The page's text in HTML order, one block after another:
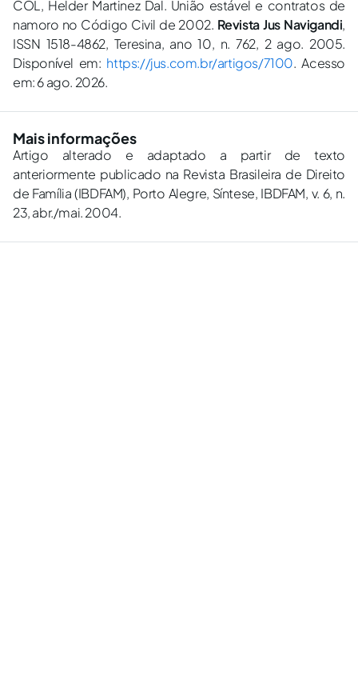
COL, Helder Martinez Dal. União estável e contratos de
namoro no Código Civil de 2002. Revista Jus Navigandi,
ISSN 1518-4862, Teresina, ano 10, n. 762, 2 ago. 2005.
Disponível em: https://jus.com.br/artigos/7100. Acesso
em: 6 ago. 2026.
Mais informações
Artigo alterado e adaptado a partir de texto
anteriormente publicado na Revista Brasileira de Direito
de Família (IBDFAM), Porto Alegre, Síntese, IBDFAM, v. 6, n.
23, abr./mai. 2004.